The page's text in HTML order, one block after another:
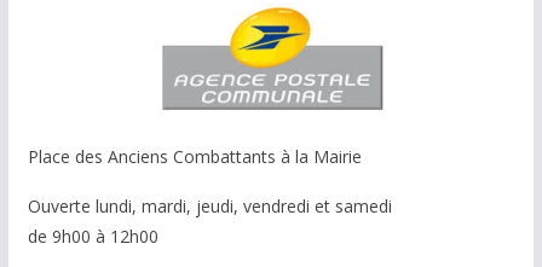
Place des Anciens Combattants à la Mairie
Ouverte lundi, mardi, jeudi, vendredi et samedi
de 9h00 à 12h00